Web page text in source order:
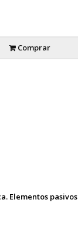
Comprar
Elementos pasivos